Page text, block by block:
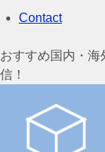
Contact
おすすめ国内・
信！